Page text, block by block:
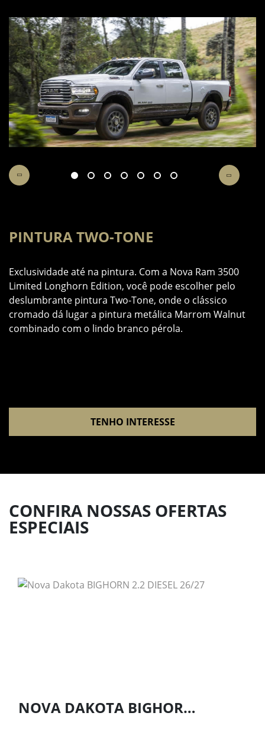
PINTURA TWO-TONE
Exclusividade até na pintura. Com a Nova Ram 3500
Limited Longhorn Edition, você pode escolher pelo
deslumbrante pintura Two-Tone, onde o clássico
cromado dá lugar a pintura metálica Marrom Walnut
combinado com o lindo branco pérola.
TENHO INTERESSE
CONFIRA NOSSAS OFERTAS
ESPECIAIS
NOVA DAKOTA BIGHORN 2.2 DIESEL 26/27